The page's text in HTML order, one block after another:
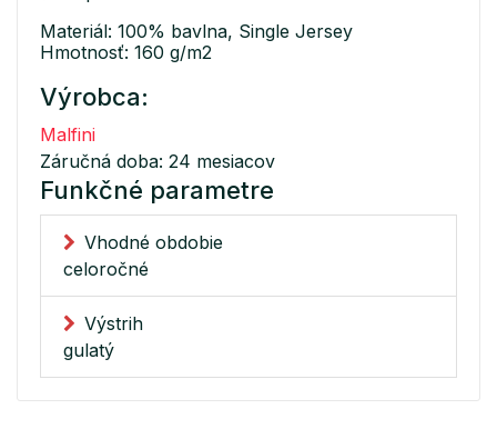
Materiál: 100% bavlna, Single Jersey
Hmotnosť: 160 g/m2
Výrobca:
Malfini
Záručná doba: 24 mesiacov
Funkčné parametre
Vhodné obdobie
celoročné
Výstrih
gulatý